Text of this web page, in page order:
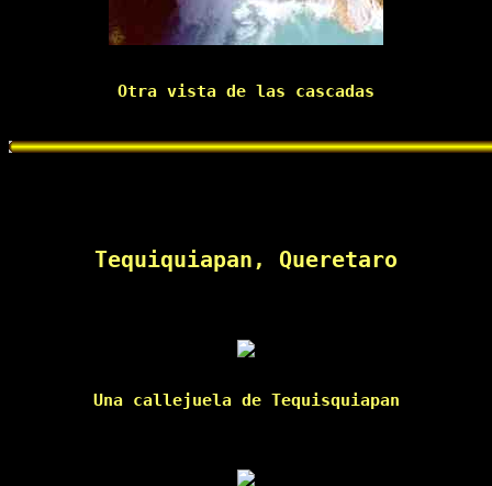
Otra vista de las cascadas
Tequiquiapan, Queretaro
Una callejuela de Tequisquiapan